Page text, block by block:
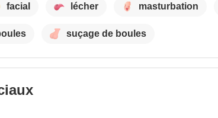
facial lécher masturbation
suçage de boules